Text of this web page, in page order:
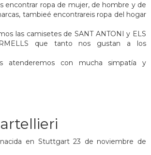
encontrar ropa de mujer, de hombre y de
tambieé encontrareis ropa del hogar
las camisetes de SANT ANTONI y ELS
que tanto nos gustan a los
atenderemos con mucha simpatía y
nacida en Stuttgart 23 de noviembre de